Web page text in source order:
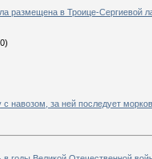
размещена в Троице-Сергиевой
навозом, за ней последует